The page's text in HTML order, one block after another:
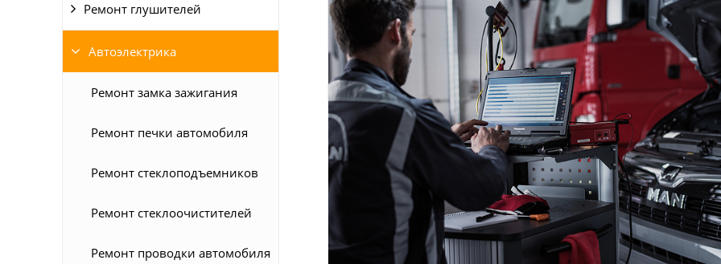
Ремонт глушителей
Автоэлектрика
Ремонт замка зажигания
Ремонт печки автомобиля
Ремонт стеклоподъемников
Ремонт стеклоочистителей
Ремонт проводки автомобиля